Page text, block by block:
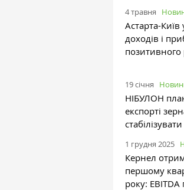
4 травня
Астарта-Київ
доходів і
позитивного
19 січня
НІБУЛОН
експорті
1 грудня 2025
Кернел
першому
року: EBITDA